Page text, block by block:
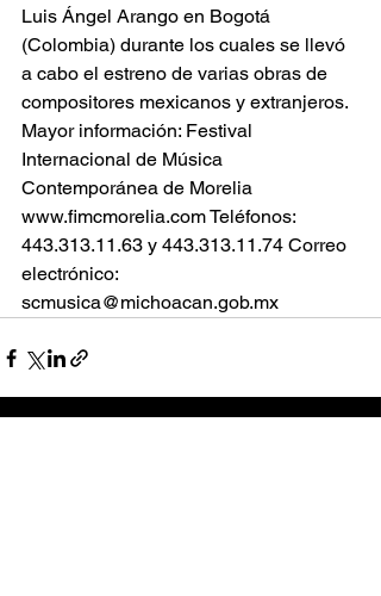
Luis Ángel Arango en Bogotá
(Colombia) durante los cuales se llevó
a cabo el estreno de varias obras de
compositores mexicanos y extranjeros.
Mayor información: Festival
Internacional de Música
Contemporánea de Morelia
www.fimcmorelia.com Teléfonos:
443.313.11.63 y 443.313.11.74 Correo
electrónico:
scmusica@michoacan.gob.mx